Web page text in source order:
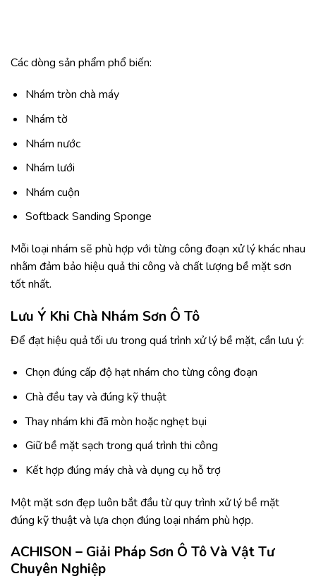
Các dòng sản phẩm phổ biến:
Nhám tròn chà máy
Nhám tờ
Nhám nước
Nhám lưới
Nhám cuộn
Softback Sanding Sponge
Mỗi loại nhám sẽ phù hợp với từng công đoạn xử lý khác nhau
nhằm đảm bảo hiệu quả thi công và chất lượng bề mặt sơn
tốt nhất.
Lưu Ý Khi Chà Nhám Sơn Ô Tô
Để đạt hiệu quả tối ưu trong quá trình xử lý bề mặt, cần lưu ý:
Chọn đúng cấp độ hạt nhám cho từng công đoạn
Chà đều tay và đúng kỹ thuật
Thay nhám khi đã mòn hoặc nghẹt bụi
Giữ bề mặt sạch trong quá trình thi công
Kết hợp đúng máy chà và dụng cụ hỗ trợ
Một mặt sơn đẹp luôn bắt đầu từ quy trình xử lý bề mặt
đúng kỹ thuật và lựa chọn đúng loại nhám phù hợp.
ACHISON – Giải Pháp Sơn Ô Tô Và Vật Tư
Chuyên Nghiệp